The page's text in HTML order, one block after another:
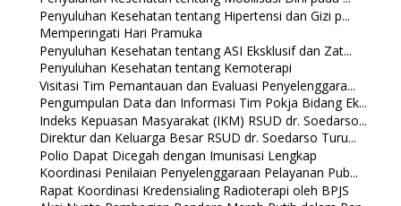
Penyuluhan Kesehatan tentang Hipertensi dan Gizi p...
Memperingati Hari Pramuka
Penyuluhan Kesehatan tentang ASI Eksklusif dan Zat...
Penyuluhan Kesehatan tentang Kemoterapi
Visitasi Tim Pemantauan dan Evaluasi Penyelenggara...
Pengumpulan Data dan Informasi Tim Pokja Bidang Ek...
Indeks Kepuasan Masyarakat (IKM) RSUD dr. Soedarso...
Direktur dan Keluarga Besar RSUD dr. Soedarso Turu...
Polio Dapat Dicegah dengan Imunisasi Lengkap
Koordinasi Penilaian Penyelenggaraan Pelayanan Pub...
Rapat Koordinasi Kredensialing Radioterapi oleh BPJS